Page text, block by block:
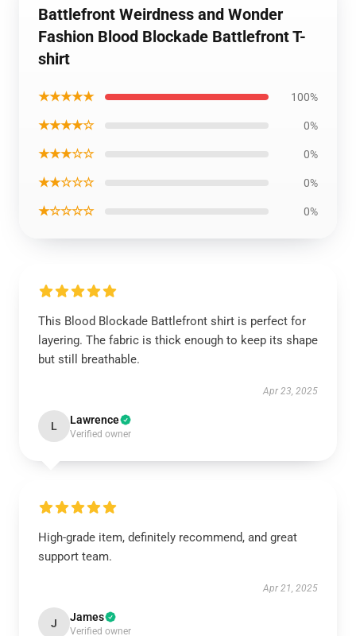
Battlefront Weirdness and Wonder
Fashion Blood Blockade Battlefront T-
shirt
★★★★★ 100%
★★★★☆ 0%
★★★☆☆ 0%
★★☆☆☆ 0%
★☆☆☆☆ 0%
This Blood Blockade Battlefront shirt is perfect for
layering. The fabric is thick enough to keep its shape
but still breathable.
Apr 23, 2025
L Lawrence
Verified owner
High-grade item, definitely recommend, and great
support team.
Apr 21, 2025
J James
Verified owner